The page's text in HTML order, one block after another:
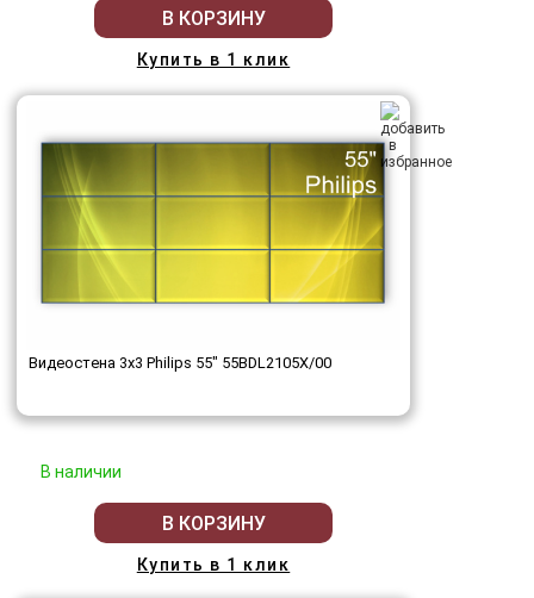
В КОРЗИНУ
Купить в 1 клик
Видеостена 3x3 Philips 55" 55BDL2105X/00
В наличии
В КОРЗИНУ
Купить в 1 клик